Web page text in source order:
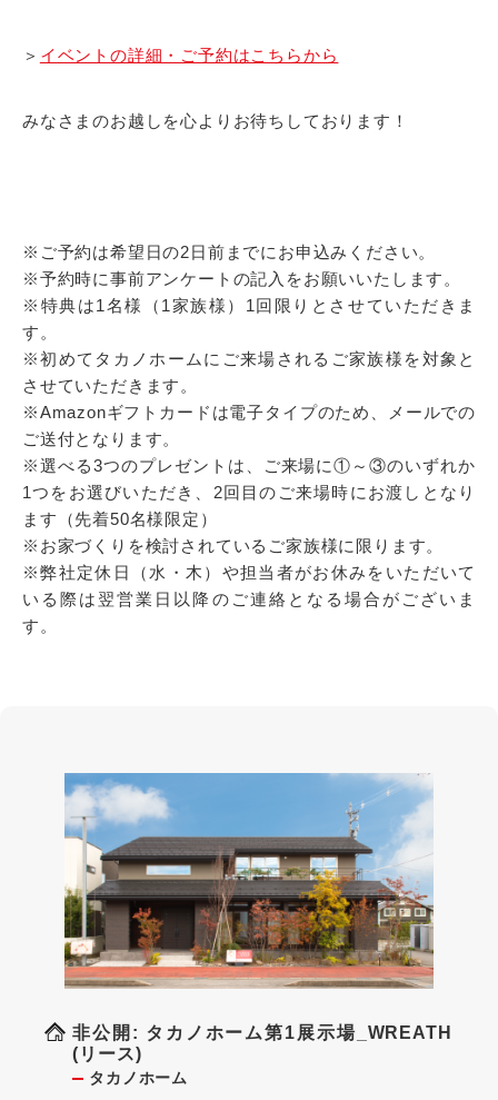
＞ イベントの詳細・ご予約はこちらから
みなさまのお越しを心よりお待ちしております！
※ご予約は希望日の2日前までにお申込みください。
※予約時に事前アンケートの記入をお願いいたします。
※特典は1名様（1家族様）1回限りとさせていただきま
す。
※初めてタカノホームにご来場されるご家族様を対象と
させていただきます。
※Amazonギフトカードは電子タイプのため、メールでの
ご送付となります。
※選べる3つのプレゼントは、ご来場に①～③のいずれか
1つをお選びいただき、2回目のご来場時にお渡しとなり
ます（先着50名様限定）
※お家づくりを検討されているご家族様に限ります。
※弊社定休日（水・木）や担当者がお休みをいただいて
いる際は翌営業日以降のご連絡となる場合がございま
す。
非公開: タカノホーム第1展示場_WREATH
(リース)
タカノホーム